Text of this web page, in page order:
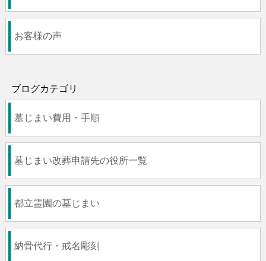
お客様の声
ブログカテゴリ
墓じまい費用・手順
墓じまい改葬申請先の役所一覧
都立霊園の墓じまい
納骨代行・戒名彫刻